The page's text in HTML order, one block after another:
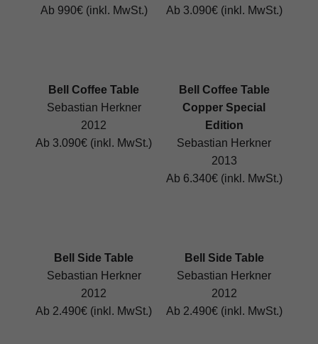
Ab 990€ (inkl. MwSt.)
Ab 3.090€ (inkl. MwSt.)
Bell Coffee Table
Sebastian Herkner
2012
Ab 3.090€ (inkl. MwSt.)
Bell Coffee Table
Copper Special
Edition
Sebastian Herkner
2013
Ab 6.340€ (inkl. MwSt.)
Bell Side Table
Sebastian Herkner
2012
Ab 2.490€ (inkl. MwSt.)
Bell Side Table
Sebastian Herkner
2012
Ab 2.490€ (inkl. MwSt.)